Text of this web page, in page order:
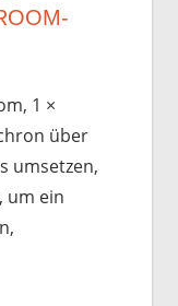
1 ×
über
umsetzen,
um ein